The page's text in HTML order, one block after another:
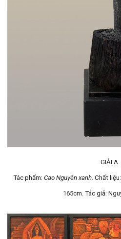
GIẢI A
Tác phẩm: Cao Nguyên xanh. Chất
165cm. Tác giả: